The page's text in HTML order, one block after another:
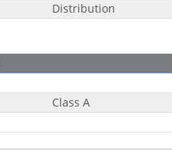
Distribution
Class A